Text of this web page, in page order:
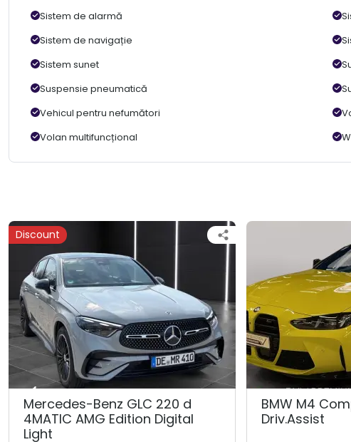
Sistem de alarmă
Sistem de navigație
Sistem sunet
Suspensie pneumatică
Vehicul pentru nefumători
Volan multifuncțional
Discount
Mercedes-Benz GLC 220 d
4MATIC AMG Edition Digital
Light
BMW M4
Driv.Assist